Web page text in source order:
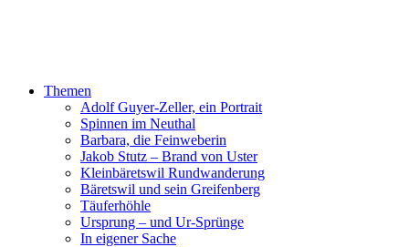
Themen
Adolf Guyer-Zeller, ein Portrait
Spinnen im Neuthal
Barbara, die Feinweberin
Jakob Stutz – Brand von Uster
Kleinbäretswil Rundwanderung
Bäretswil und sein Greifenberg
Täuferhöhle
Ursprung – und Ur-Sprünge
In eigener Sache